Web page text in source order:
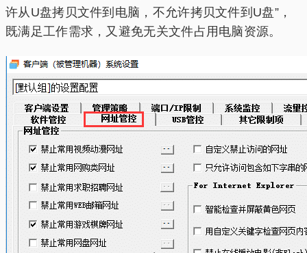
许从U盘拷贝文件到电脑，不允许拷贝文件到U盘”，
既满足工作需求，又避免无关文件占用电脑资源。